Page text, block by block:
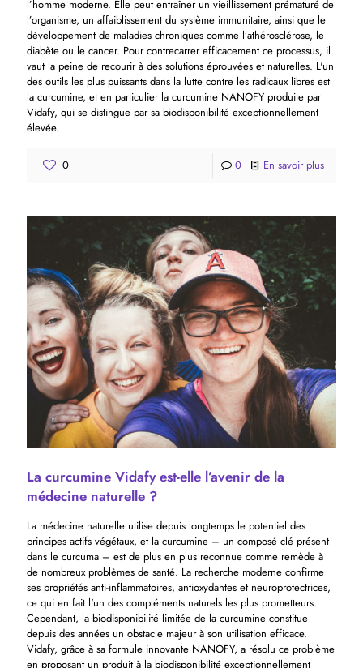
l’homme moderne. Elle peut entraîner un vieillissement prématuré de
l’organisme, un affaiblissement du système immunitaire, ainsi que le
développement de maladies chroniques comme l’athérosclérose, le
diabète ou le cancer. Pour contrecarrer efficacement ce processus, il
vaut la peine de recourir à des solutions éprouvées et naturelles. L'un
des outils les plus puissants dans la lutte contre les radicaux libres est
la curcumine, et en particulier la curcumine NANOFY produite par
Vidafy, qui se distingue par sa biodisponibilité exceptionnellement
élevée.
0 0 En savoir plus
La curcumine Vidafy est-elle l’avenir de la
médecine naturelle ?
La médecine naturelle utilise depuis longtemps le potentiel des
principes actifs végétaux, et la curcumine – un composé clé présent
dans le curcuma – est de plus en plus reconnue comme remède à
de nombreux problèmes de santé. La recherche moderne confirme
ses propriétés anti-inflammatoires, antioxydantes et neuroprotectrices,
ce qui en fait l'un des compléments naturels les plus prometteurs.
Cependant, la biodisponibilité limitée de la curcumine constitue
depuis des années un obstacle majeur à son utilisation efficace.
Vidafy, grâce à sa formule innovante NANOFY, a résolu ce problème
en proposant un produit à la biodisponibilité exceptionnellement